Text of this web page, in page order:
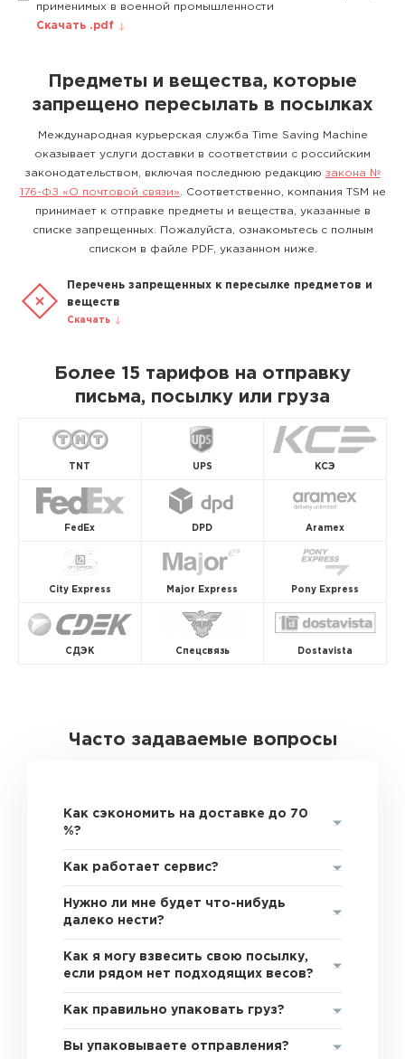
применимых в военной промышленности
Скачать .pdf
Предметы и вещества, которые
запрещено пересылать в посылках
Международная курьерская служба Time Saving Machine
оказывает услуги доставки в соответствии с российским
законодательством, включая последнюю редакцию закона №
176-ФЗ «О почтовой связи» . Соответственно, компания TSM не
принимает к отправке предметы и вещества, указанные в
списке запрещенных. Пожалуйста, ознакомьтесь с полным
списком в файле PDF, указанном ниже.
Перечень запрещенных к пересылке предметов и
веществ
Скачать
Более 15 тарифов на отправку
письма, посылку или груза
TNT UPS КСЭ
FedEx DPD Aramex
City Express Major Express Pony Express
СДЭК Спецсвязь Dostavista
Часто задаваемые вопросы
Как сэкономить на доставке до 70
%?
Как работает сервис?
Нужно ли мне будет что-нибудь
далеко нести?
Как я могу взвесить свою посылку,
если рядом нет подходящих весов?
Как правильно упаковать груз?
Вы упаковываете отправления?